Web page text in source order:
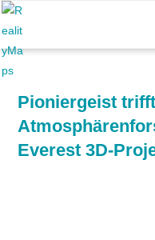
Skip
to
content
Pioniergeist trifft
Everest 3D-